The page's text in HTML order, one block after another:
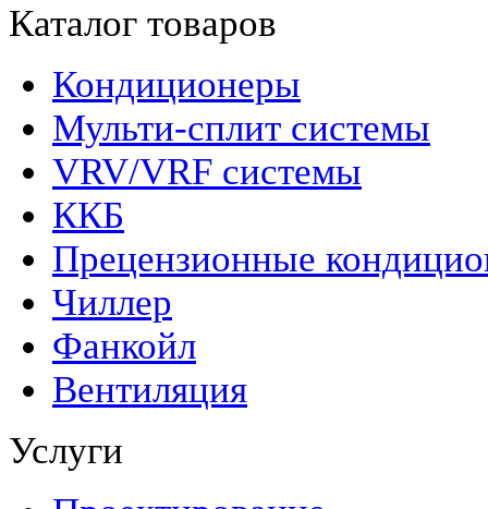
Каталог товаров
Кондиционеры
Мульти-сплит системы
VRV/VRF системы
ККБ
Прецензионные
Чиллер
Фанкойл
Вентиляция
Услуги